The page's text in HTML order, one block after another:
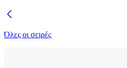
Όλες οι σειρές